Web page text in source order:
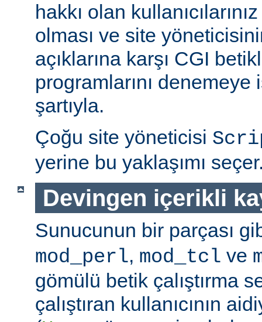
hakkı olan
olması ve site
açıklarına karşı CGI
programlarını denemeye
şartıyla.
Çoğu site yöneticisi
yerine bu yaklaşımı
Devingen içerikli
Sunucunun bir parçası
mod_perl, mod_tcl ve
gömülü betik çalıştırma
çalıştıran kullanıcının